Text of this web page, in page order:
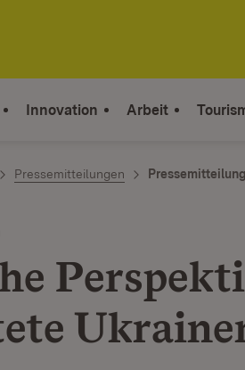
Innovation Arbeit
Pressemitteilungen Pressemitteilung